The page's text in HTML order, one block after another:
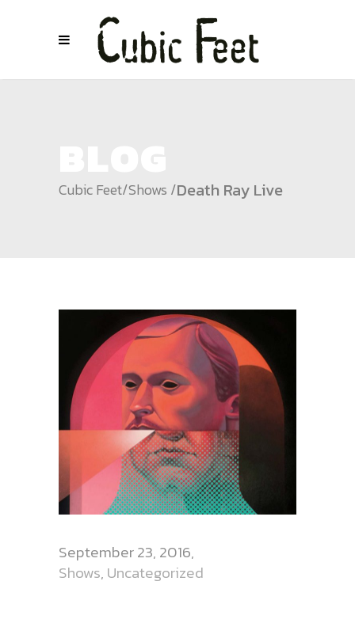
Cubic Feet/Shows /Death Ray Live
September 23, 2016
Shows, Uncategorized